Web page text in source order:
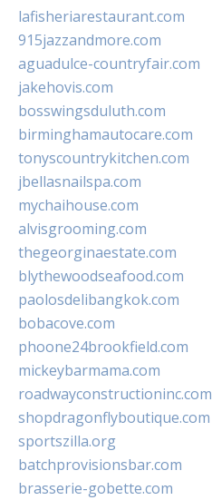
lafisheriarestaurant.com
915jazzandmore.com
aguadulce-countryfair.com
jakehovis.com
bosswingsduluth.com
birminghamautocare.com
tonyscountrykitchen.com
jbellasnailspa.com
mychaihouse.com
alvisgrooming.com
thegeorginaestate.com
blythewoodseafood.com
paolosdelibangkok.com
bobacove.com
phoone24brookfield.com
mickeybarmama.com
roadwayconstructioninc.com
shopdragonflyboutique.com
sportszilla.org
batchprovisionsbar.com
brasserie-gobette.com